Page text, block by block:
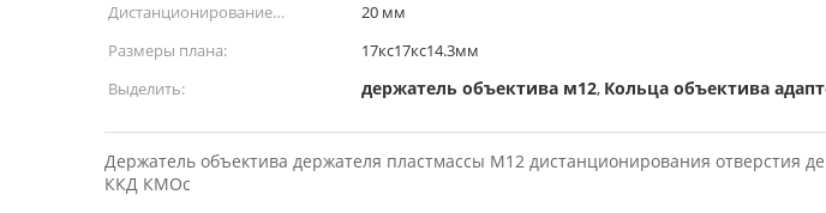
Дистанционирование
отверстия:
20 мм
Размеры плана:
17кс17кс14.3мм
Выделить:
держатель объектива м12, Кольца объектива
Держатель объектива держателя пластмассы М12 дистанционирования отверстия
ККД КМОс